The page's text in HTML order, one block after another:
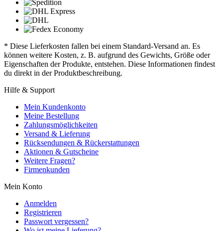
* Diese Lieferkosten fallen bei einem Standard-Versand an. Es
können weitere Kosten, z. B. aufgrund des Gewichts, Größe oder
Eigenschaften der Produkte, entstehen. Diese Informationen findest
du direkt in der Produktbeschreibung.
Hilfe & Support
Mein Kundenkonto
Meine Bestellung
Zahlungsmöglichkeiten
Versand & Lieferung
Rücksendungen & Rückerstattungen
Aktionen & Gutscheine
Weitere Fragen?
Firmenkunden
Mein Konto
Anmelden
Registrieren
Passwort vergessen?